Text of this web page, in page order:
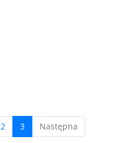
2 3(current)Następna